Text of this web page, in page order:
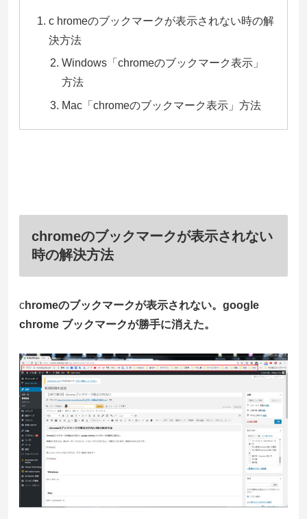
c hromeのブックマークが表示されない時の解
決方法
Windows「chromeのブックマーク表示」
方法
Mac「chromeのブックマーク表示」方法
chromeのブックマークが表示されない
時の解決方法
chromeのブックマークが表示されない。google
chrome ブックマークが勝手に消えた。